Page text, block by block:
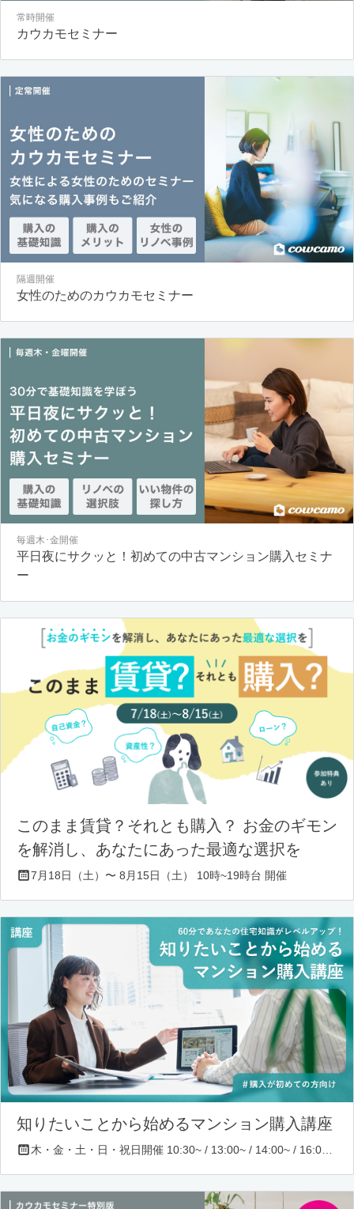
常時開催
カウカモセミナー
隔週開催
女性のためのカウカモセミナー
毎週木･金開催
平日夜にサクッと！初めての中古マンション購入セミナ
ー
このまま賃貸？それとも購入？ お金のギモン
を解消し、あなたにあった最適な選択を
7月18日（土）〜 8月15日（土） 10時~19時台 開催
知りたいことから始めるマンション購入講座